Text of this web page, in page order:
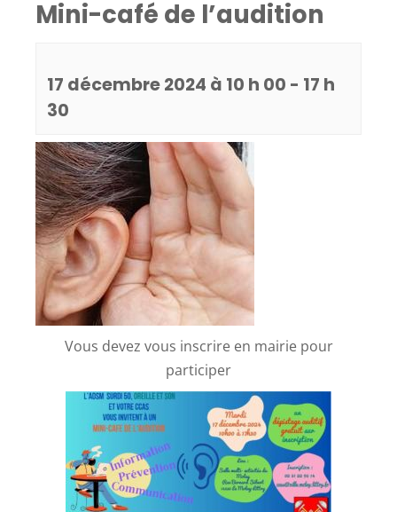
Mini-café de l’audition
17 décembre 2024 à 10 h 00 - 17 h
30
Vous devez vous inscrire en mairie pour
participer